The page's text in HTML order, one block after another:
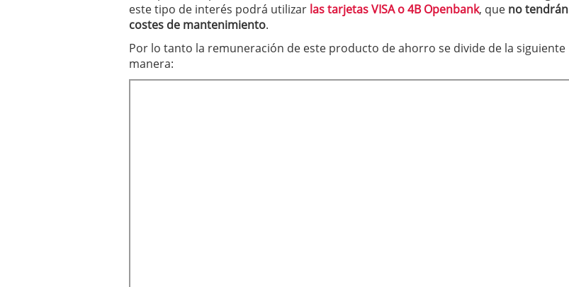
este tipo de interés podrá utilizar las tarjetas VISA o 4B Openbank, que no tendrán
costes de mantenimiento.
Por lo tanto la remuneración de este producto de ahorro se divide de la siguiente
manera: